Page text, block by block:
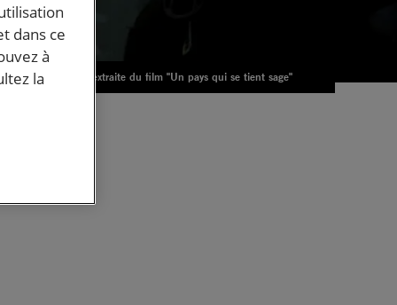
Photo extraite du film "Un pays qui se tient sage"
dans ce
à
la